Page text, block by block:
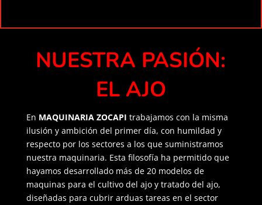
NUESTRA PASIÓN:
EL AJO
En MAQUINARIA ZOCAPI trabajamos con la misma
ilusión y ambición del primer día, con humildad y
respecto por los sectores a los que suministramos
nuestra maquinaria. Esta filosofía ha permitido que
hayamos desarrollado más de 20 modelos de
maquinas para el cultivo del ajo y tratado del ajo,
diseñadas para cubrir arduas tareas en el sector